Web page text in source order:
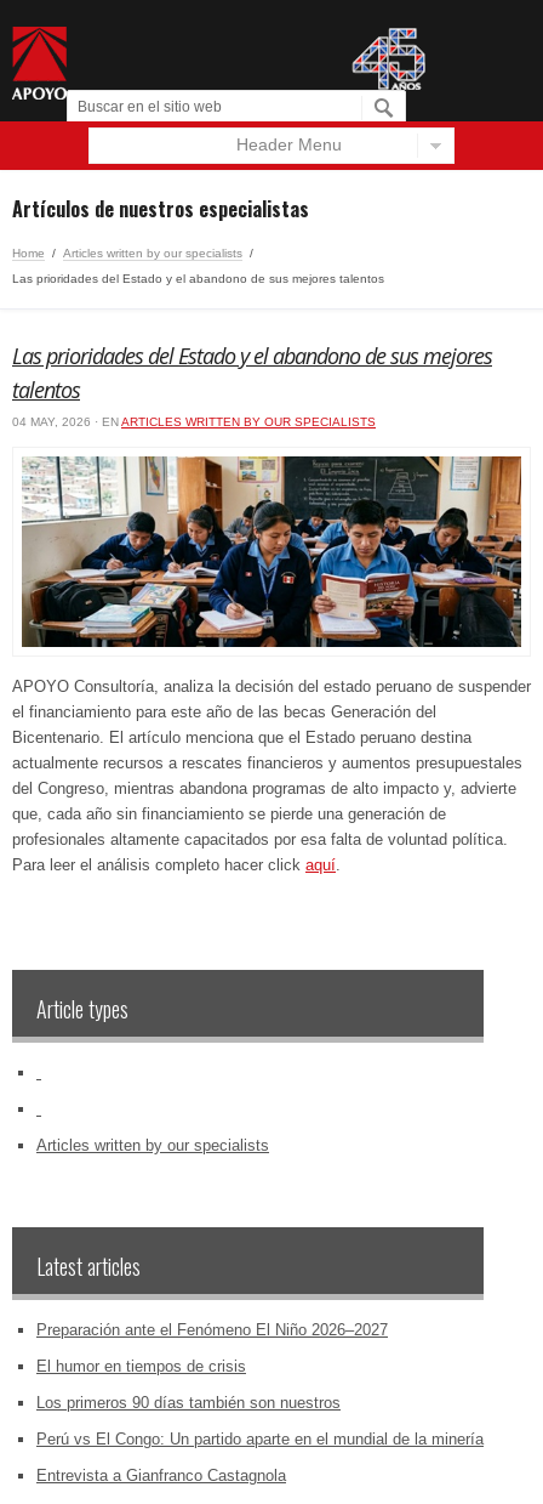
Header Menu
Artículos de nuestros especialistas
Home / Articles written by our specialists /
Las prioridades del Estado y el abandono de sus mejores talentos
Las prioridades del Estado y el abandono de sus mejores
talentos
04 MAY, 2026 · ENARTICLES WRITTEN BY OUR SPECIALISTS
APOYO Consultoría, analiza la decisión del estado peruano de suspender
el financiamiento para este año de las becas Generación del
Bicentenario. El artículo menciona que el Estado peruano destina
actualmente recursos a rescates financieros y aumentos presupuestales
del Congreso, mientras abandona programas de alto impacto y, advierte
que, cada año sin financiamiento se pierde una generación de
profesionales altamente capacitados por esa falta de voluntad política.
Para leer el análisis completo hacer click aquí
Article types
Articles written by our specialists
Latest articles
Preparación ante el Fenómeno El Niño 2026–2027
El humor en tiempos de crisis
Los primeros 90 días también son nuestros
Perú vs El Congo: Un partido aparte en el mundial de la minería
Entrevista a Gianfranco Castagnola